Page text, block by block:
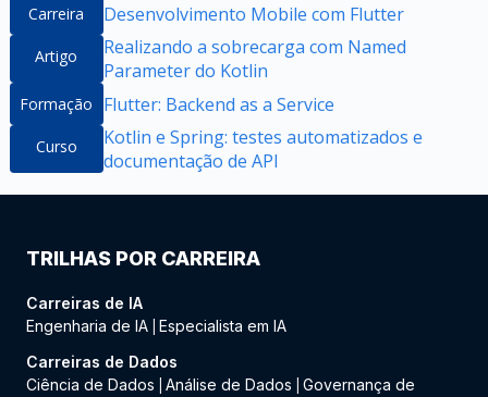
Carreira Desenvolvimento Mobile com Flutter
Artigo
Realizando a sobrecarga com Named
Parameter do Kotlin
Formação Flutter: Backend as a Service
Curso
Kotlin e Spring: testes automatizados e
documentação de API
TRILHAS POR CARREIRA
Carreiras de IA
Engenharia de IA Especialista em IA
Carreiras de Dados
Ciência de Dados
Análise de Dados
Governança de